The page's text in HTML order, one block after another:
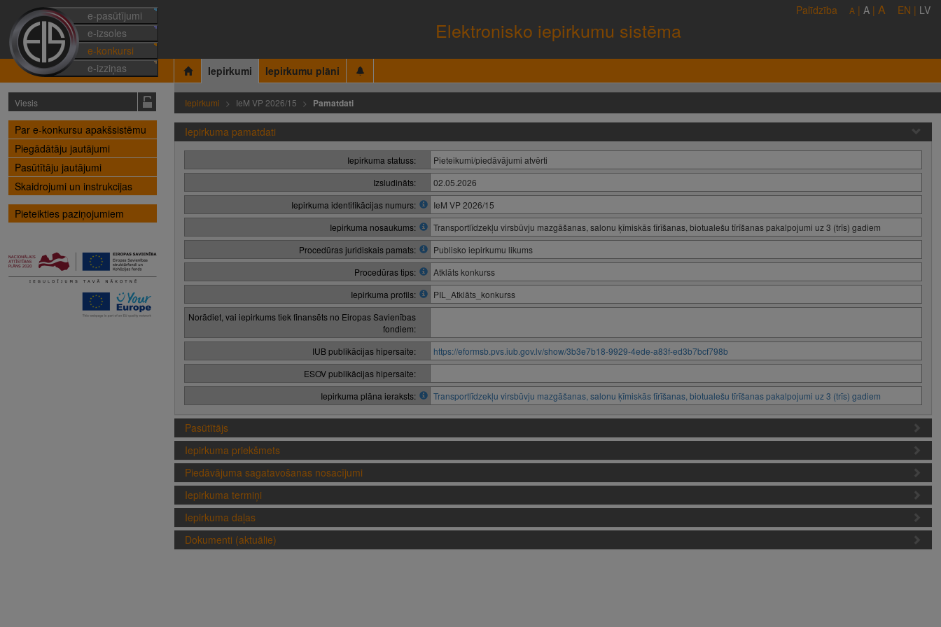
e-pasūtījumi
e-izsoles
e-konkursi
e-izziņas
Elektronisko iepirkumu sistēma
Palīdzība A | A | A EN | LV
Iepirkumi Iepirkumu plāni
Viesis
Par e-konkursu apakšsistēmu
Piegādātāju jautājumi
Pasūtītāju jautājumi
Skaidrojumi un instrukcijas
Pieteikties paziņojumiem
Iepirkumi IeM VP 2026/15 Pamatdati
Iepirkuma pamatdati
Iepirkuma statuss:
Pieteikumi/piedāvājumi atvērti
Izsludināts:
02.05.2026
Iepirkuma identifikācijas numurs:
IeM VP 2026/15
Iepirkuma nosaukums:
Transportlīdzekļu virsbūvju mazgāšanas, salonu ķīmiskās tīrīšanas, biotualešu tīrīšanas pakalpojumi uz 3 (trīs) gadiem
Procedūras juridiskais pamats:
Publisko iepirkumu likums
Procedūras tips:
Atklāts konkurss
Iepirkuma profils:
PIL_Atklāts_konkurss
Norādiet, vai iepirkums tiek finansēts no Eiropas Savienības
fondiem:
IUB publikācijas hipersaite:
https://eformsb.pvs.iub.gov.lv/show/3b3e7b18-9929-4ede-a83f-ed3b7bcf798b
ESOV publikācijas hipersaite:
Iepirkuma plāna ieraksts:
Transportlīdzekļu virsbūvju mazgāšanas, salonu ķīmiskās tīrīšanas, biotualešu tīrīšanas pakalpojumi uz 3 (trīs) gadiem
Pasūtītājs
Iepirkuma priekšmets
Piedāvājuma sagatavošanas nosacījumi
Iepirkuma termiņi
Iepirkuma daļas
Dokumenti (aktuālie)